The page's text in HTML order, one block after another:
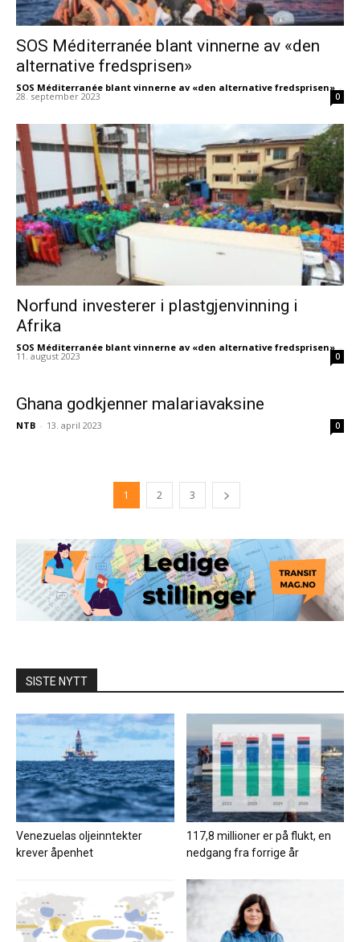
SOS Méditerranée blant vinnerne av «den
alternative fredsprisen»
SOS Méditerranée blant vinnerne av «den alternative fredsprisen» -
28. september 2023 0
Norfund investerer i plastgjenvinning i
Afrika
SOS Méditerranée blant vinnerne av «den alternative fredsprisen» -
11. august 2023 0
Ghana godkjenner malariavaksine
NTB - 13. april 2023 0
1 2 3
SISTE NYTT
Venezuelas oljeinntekter
krever åpenhet
117,8 millioner er på flukt, en
nedgang fra forrige år